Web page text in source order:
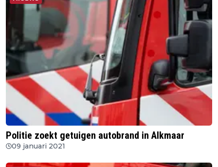
Politie zoekt getuigen autobrand in Alkmaar
09 januari 2021